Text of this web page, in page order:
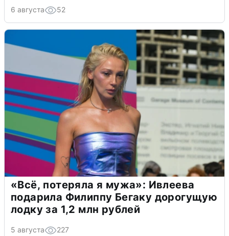
6 августа 52
«Всё, потеряла я мужа»: Ивлеева
подарила Филиппу Бегаку дорогущую
лодку за 1,2 млн рублей
5 августа 227